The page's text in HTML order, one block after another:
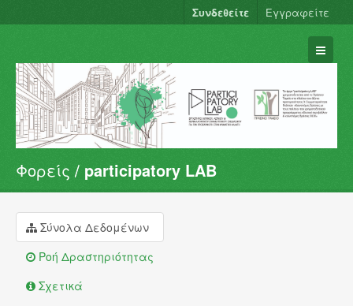
Συνδεθείτε Εγγραφείτε
Σύνολα Δεδομένων
Φορείς
Ομάδες
Σχετικά
Φορείς participatory LAB
Σύνολα Δεδομένων
Ροή Δραστηριότητας
Σχετικά